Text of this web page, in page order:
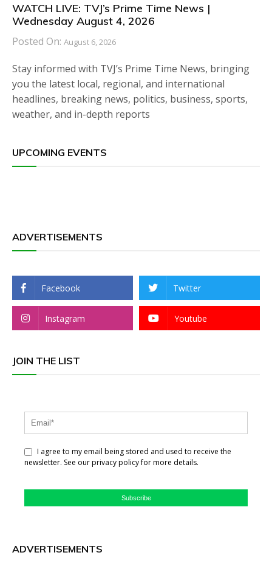
WATCH LIVE: TVJ’s Prime Time News |
Wednesday August 4, 2026
Posted On: August 6, 2026
Stay informed with TVJ’s Prime Time News, bringing
you the latest local, regional, and international
headlines, breaking news, politics, business, sports,
weather, and in-depth reports
UPCOMING EVENTS
ADVERTISEMENTS
Facebook Twitter
Instagram Youtube
JOIN THE LIST
I agree to my email being stored and used to receive the
newsletter. See our privacy policy for more details.
Subscribe
ADVERTISEMENTS